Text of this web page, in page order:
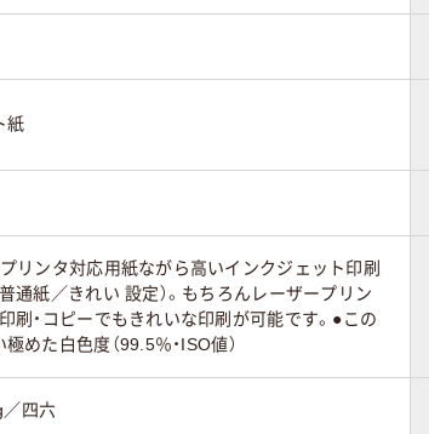
紙
リンタ対応用紙ながら高いインクジェット印刷
普通紙／きれい 設定）。もちろんレーザープリン
印刷・コピーでもきれいな印刷が可能です。●この
極めた白色度（99.5％・ISO値）
四六